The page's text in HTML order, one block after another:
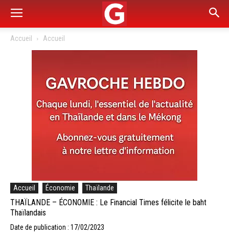
Accueil Accueil
Accueil Économie Thaïlande
THAÏLANDE – ÉCONOMIE : Le Financial Times félicite le baht
Thaïlandais
Date de publication : 17/02/2023